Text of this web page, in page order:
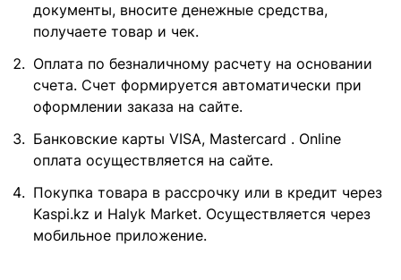
документы, вносите денежные средства,
получаете товар и чек.
Оплата по безналичному расчету на основании
счета. Счет формируется автоматически при
оформлении заказа на сайте.
Банковские карты VISA, Mastercard . Online
оплата осуществляется на сайте.
Покупка товара в рассрочку или в кредит через
Kaspi.kz и Halyk Market. Осуществляется через
мобильное приложение.